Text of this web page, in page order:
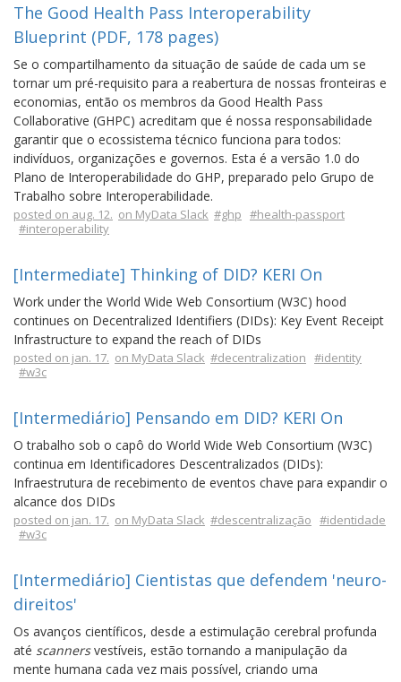
The Good Health Pass Interoperability
Blueprint (PDF, 178 pages)
Se o compartilhamento da situação de saúde de cada um se
tornar um pré-requisito para a reabertura de nossas fronteiras e
economias, então os membros da Good Health Pass
Collaborative (GHPC) acreditam que é nossa responsabilidade
garantir que o ecossistema técnico funciona para todos:
indivíduos, organizações e governos. Esta é a versão 1.0 do
Plano de Interoperabilidade do GHP, preparado pelo Grupo de
Trabalho sobre Interoperabilidade.
posted on aug. 12. on MyData Slack #ghp #health-passport
#interoperability
[Intermediate] Thinking of DID? KERI On
Work under the World Wide Web Consortium (W3C) hood
continues on Decentralized Identifiers (DIDs): Key Event Receipt
Infrastructure to expand the reach of DIDs
posted on jan. 17. on MyData Slack #decentralization #identity
#w3c
[Intermediário] Pensando em DID? KERI On
O trabalho sob o capô do World Wide Web Consortium (W3C)
continua em Identificadores Descentralizados (DIDs):
Infraestrutura de recebimento de eventos chave para expandir o
alcance dos DIDs
posted on jan. 17. on MyData Slack #descentralização #identidade
#w3c
[Intermediário] Cientistas que defendem 'neuro-
direitos'
Os avanços científicos, desde a estimulação cerebral profunda
até scannersvestíveis, estão tornando a manipulação da
mente humana cada vez mais possível, criando uma